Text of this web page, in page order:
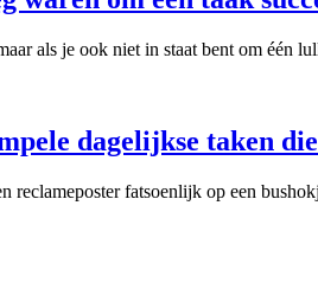
als je ook niet in staat bent om één
dagelijkse taken
reclameposter fatsoenlijk op een